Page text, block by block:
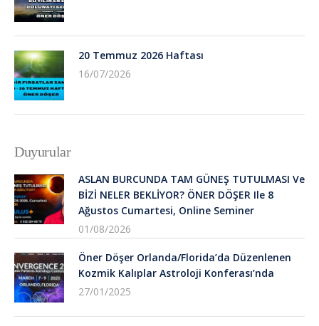
20 Temmuz 2026 Haftası
16/07/2026
Duyurular
ASLAN BURCUNDA TAM GÜNEŞ TUTULMASI Ve
BİZİ NELER BEKLİYOR? ÖNER DÖŞER Ile 8
Ağustos Cumartesi, Online Seminer
01/08/2026
Öner Döşer Orlanda/Florida’da Düzenlenen
Kozmik Kalıplar Astroloji Konferası’nda
27/01/2025